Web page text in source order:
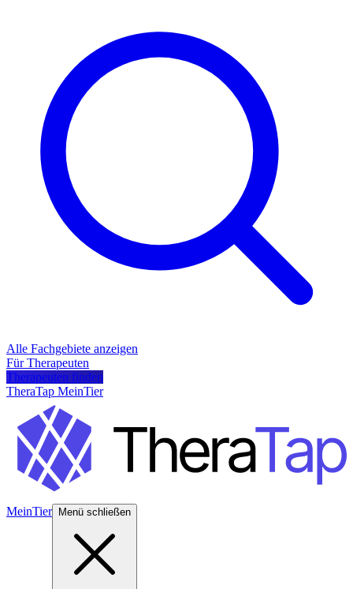
Alle Fachgebiete anzeigen
Für Therapeuten
Therapeuten finden
TheraTap MeinTier
MeinTier Menü schließen